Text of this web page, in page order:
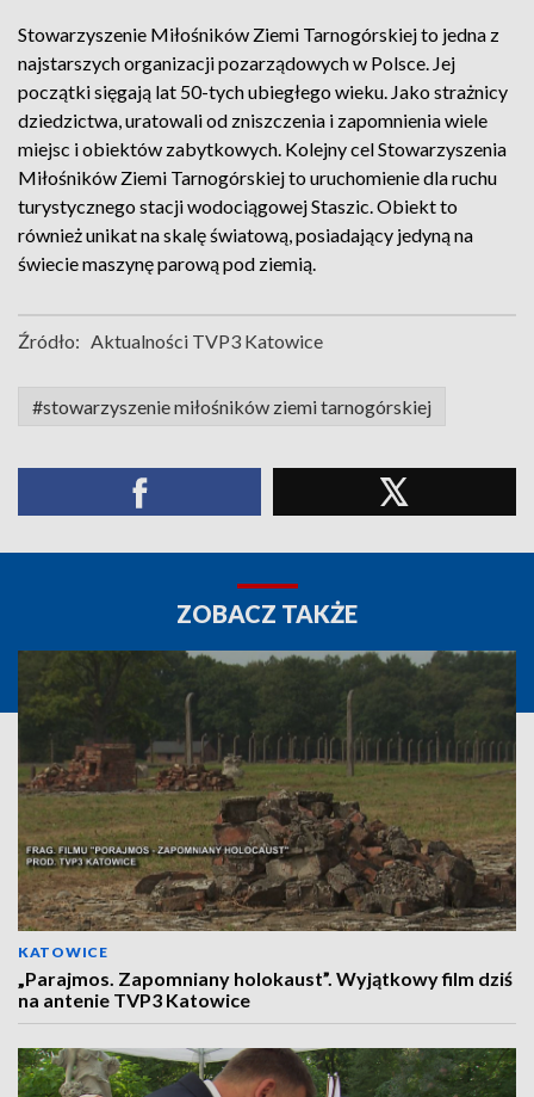
Stowarzyszenie Miłośników Ziemi Tarnogórskiej to jedna z
najstarszych organizacji pozarządowych w Polsce. Jej
początki sięgają lat 50-tych ubiegłego wieku. Jako strażnicy
dziedzictwa, uratowali od zniszczenia i zapomnienia wiele
miejsc i obiektów zabytkowych. Kolejny cel Stowarzyszenia
Miłośników Ziemi Tarnogórskiej to uruchomienie dla ruchu
turystycznego stacji wodociągowej Staszic. Obiekt to
również unikat na skalę światową, posiadający jedyną na
świecie maszynę parową pod ziemią.
Źródło: Aktualności TVP3 Katowice
#stowarzyszenie miłośników ziemi tarnogórskiej
ZOBACZ TAKŻE
KATOWICE
„Parajmos. Zapomniany holokaust”. Wyjątkowy film dziś
na antenie TVP3 Katowice